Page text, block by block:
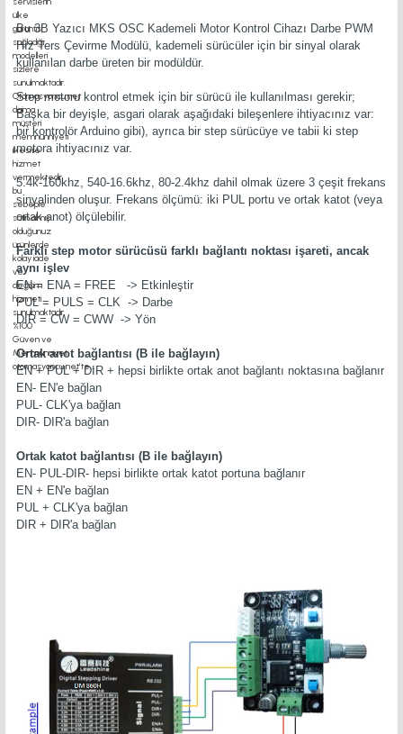
Bu 3B Yazıcı MKS OSC Kademeli Motor Kontrol Cihazı Darbe PWM
Hız Ters Çevirme Modülü, kademeli sürücüler için bir sinyal olarak
kullanılan darbe üreten bir modüldür.
Step motoru kontrol etmek için bir sürücü ile kullanılması gerekir;
Başka bir deyişle, asgari olarak aşağıdaki bileşenlere ihtiyacınız var:
bir kontrolör Arduino gibi), ayrıca bir step sürücüye ve tabii ki step
motora ihtiyacınız var.
5.4k-160khz, 540-16.6khz, 80-2.4khz dahil olmak üzere 3 çeşit frekans
sinyalinden oluşur. Frekans ölçümü: iki PUL portu ve ortak katot (veya
ortak anot) ölçülebilir.
Farklı step motor sürücüsü farklı bağlantı noktası işareti, ancak
aynı işlev
EN = ENA = FREE -> Etkinleştir
PUL = PULS = CLK -> Darbe
DIR = CW = CWW -> Yön
Ortak anot bağlantısı (B ile bağlayın)
EN + PUL + DIR + hepsi birlikte ortak anot bağlantı noktasına bağlanır
EN- EN'e bağlan
PUL- CLK'ya bağlan
DIR- DIR'a bağlan
Ortak katot bağlantısı (B ile bağlayın)
EN- PUL-DIR- hepsi birlikte ortak katot portuna bağlanır
EN + EN'e bağlan
PUL + CLK'ya bağlan
DIR + DIR'a bağlan